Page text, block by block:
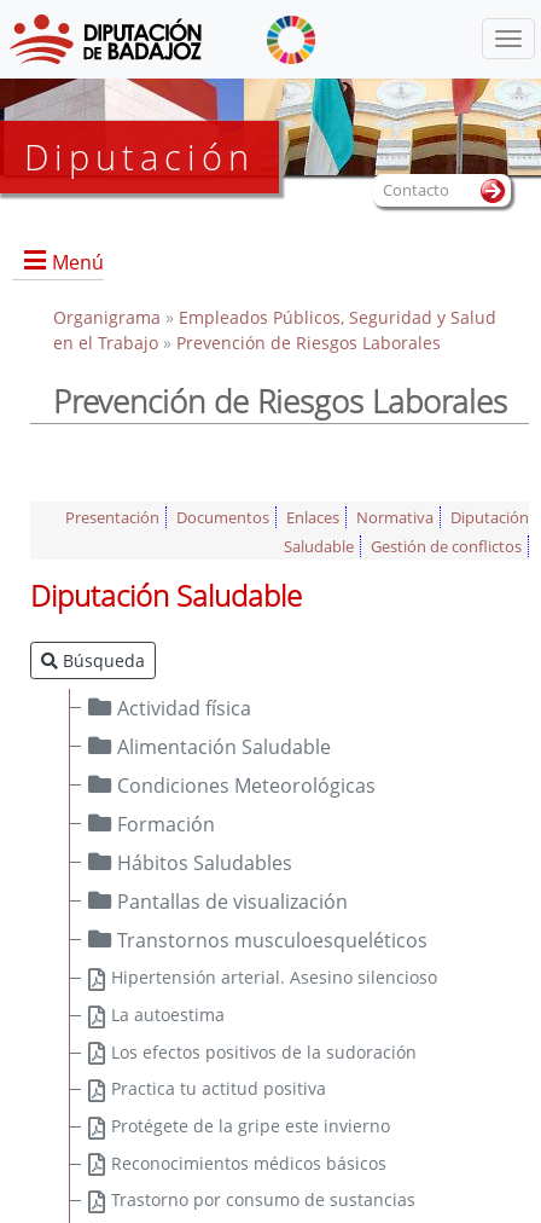
Diputación
Menú
Portada
Enlaces de interés
Procesos selectivos en desarrollo
Ofertas a través del SEXPE
Bolsas de trabajo
Puestos en comisión de servicios
Puestos por libre designación
Puestos por concurso
Contratos en formación
Personal eventual o de confianza
Tablón de Empleo Provincial
Relación de puestos de trabajo
Escuela de Formación Local e Innovación
Carrera profesional horizontal
Evaluación del desempeño
Expedientes personales
Organigrama » Empleados Públicos, Seguridad y Salud
en el Trabajo» Prevención de Riesgos Laborales
Prevención de Riesgos Laborales
Presentación Documentos Enlaces Normativa
Diputación
Saludable
Gestión de conflictos
Diputación Saludable
Búsqueda
Actividad física
Alimentación Saludable
Condiciones Meteorológicas
Formación
Hábitos Saludables
Pantallas de visualización
Transtornos musculoesqueléticos
Hipertensión arterial. Asesino silencioso
La autoestima
Los efectos positivos de la sudoración
Practica tu actitud positiva
Protégete de la gripe este invierno
Reconocimientos médicos básicos
Trastorno por consumo de sustancias
Contacto